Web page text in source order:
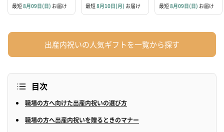
最短8月09日(日) お届け 最短8月10日(月) お届け 最短8月09日(日) お届け
出産内祝いの人気ギフトを一覧から探す
目次
職場の方へ向けた出産内祝いの選び方
職場の方へ出産内祝いを贈るときのマナー